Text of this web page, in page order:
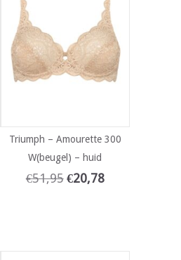
Triumph – Amourette 300
W(beugel) – huid
€51,95 €20,78